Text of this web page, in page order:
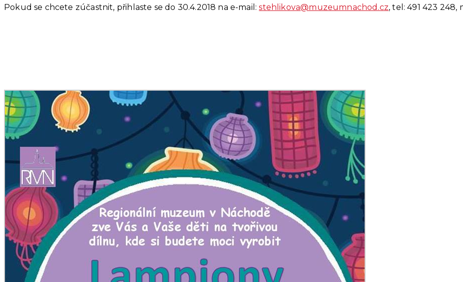
Pokud se chcete zúčastnit, přihlaste se do 30.4.2018 na e-mail:stehlikova@muzeumnachod.cz, tel: 491 423 248,